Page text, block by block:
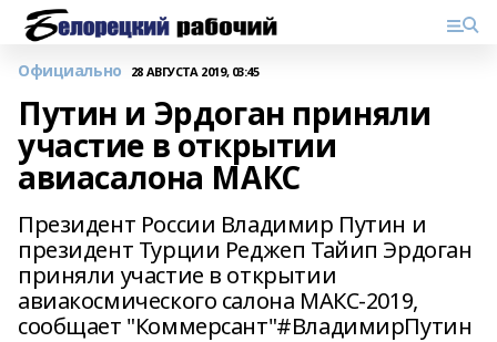
Официально 28 АВГУСТА 2019, 03:45
Путин и Эрдоган приняли
участие в открытии
авиасалона МАКС
Президент России Владимир Путин и
президент Турции Реджеп Тайип Эрдоган
приняли участие в открытии
авиакосмического салона МАКС-2019,
сообщает "Коммерсант"#ВладимирПутин